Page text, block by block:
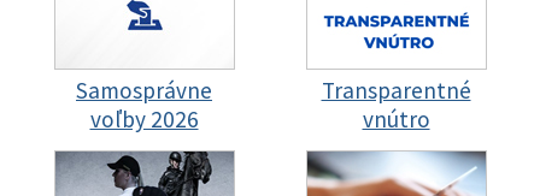
Samosprávne
voľby 2026
Transparentné
vnútro